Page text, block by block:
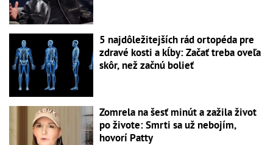
5 najdôležitejších rád ortopéda pre
zdravé kosti a kĺby: Začať treba oveľa
skôr, než začnú bolieť
Zomrela na šesť minút a zažila život
po živote: Smrti sa už nebojím,
hovorí Patty